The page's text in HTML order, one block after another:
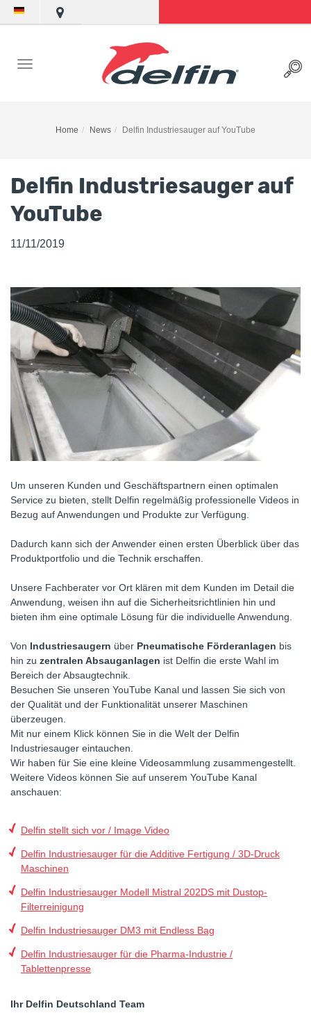
Home News Delfin Industriesauger auf YouTube
Delfin Industriesauger auf
YouTube
11/11/2019
Um unseren Kunden und Geschäftspartnern einen optimalen
Service zu bieten, stellt Delfin regelmäßig professionelle Videos in
Bezug auf Anwendungen und Produkte zur Verfügung.
Dadurch kann sich der Anwender einen ersten Überblick über das
Produktportfolio und die Technik erschaffen.
Unsere Fachberater vor Ort klären mit dem Kunden im Detail die
Anwendung, weisen ihn auf die Sicherheitsrichtlinien hin und
bieten ihm eine optimale Lösung für die individuelle Anwendung.
Von Industriesaugern über Pneumatische Förderanlagen bis
hin zu zentralen Absauganlagen ist Delfin die erste Wahl im
Bereich der Absaugtechnik.
Besuchen Sie unseren YouTube Kanal und lassen Sie sich von
der Qualität und der Funktionalität unserer Maschinen
überzeugen.
Mit nur einem Klick können Sie in die Welt der Delfin
Industriesauger eintauchen.
Wir haben für Sie eine kleine Videosammlung zusammengestellt.
Weitere Videos können Sie auf unserem YouTube Kanal
anschauen:
Delfin stellt sich vor / Image Video
Delfin Industriesauger für die Additive Fertigung / 3D-Druck
Maschinen
Delfin Industriesauger Modell Mistral 202DS mit Dustop-
Filterreinigung
Delfin Industriesauger DM3 mit Endless Bag
Delfin Industriesauger für die Pharma-Industrie /
Tablettenpresse
Ihr Delfin Deutschland Team